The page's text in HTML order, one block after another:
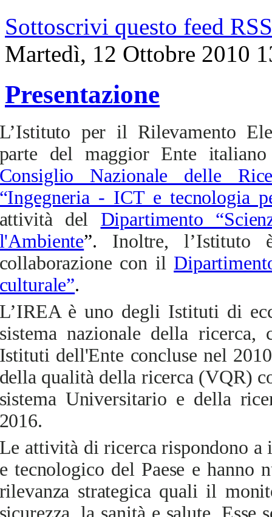
Sottoscrivi questo feed RSS
Martedì, 12 Ottobre 2010
Presentazione
per il Rilevamento
del maggior Ente
Nazionale delle
- ICT e tecnologia
del Dipartimento
”. Inoltre,
con il
.
è uno degli Istituti di
nazionale della ricerca,
dell'Ente concluse nel
qualità della ricerca (VQR)
Universitario e della
attività di ricerca rispondono
tecnologico del Paese e hanno
strategica quali il